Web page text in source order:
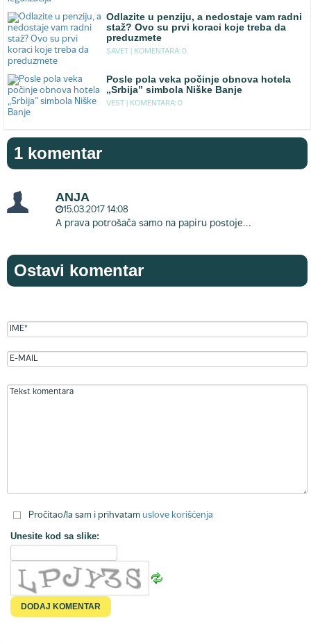
Odlazite u penziju, a nedostaje vam radni
staž? Ovo su prvi koraci koje treba da
preduzmete
SAVET | KOMENTARA: 0
Posle pola veka počinje obnova hotela
„Srbija” simbola Niške Banje
VEST | KOMENTARA: 0
1 komentar
ANJA
15.03.2017 14:08
A prava potrošača samo na papiru postoje...
Ostavi komentar
Pročitao/la sam i prihvatam uslove korišćenja
Unesite kod sa slike: